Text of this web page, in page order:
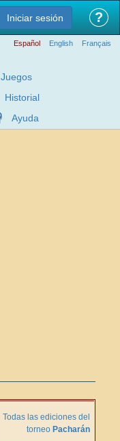
Iniciar sesión ?
Español English Français
Juegos
Historial
Ayuda
Todas las ediciones del
torneo Pacharán